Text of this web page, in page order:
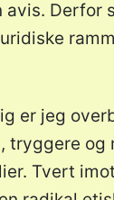
Derfor
er jeg
tryggere
Tvert